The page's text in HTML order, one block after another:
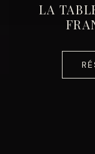
LA